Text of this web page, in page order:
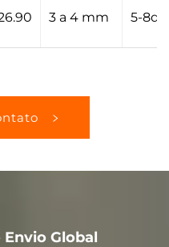
3 a 4 mm 5-
Global